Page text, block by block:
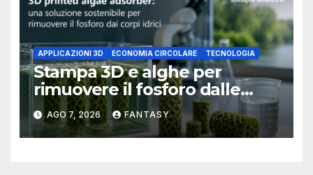
APPLICAZIONI 3D ECONOMIA CIRCOLARE TECNOLOGIA
Stampa 3D e alghe per
rimuovere il fosforo dalle
acque il progetto della
Florida Atlantic University
AGO 7, 2026 FANTASY